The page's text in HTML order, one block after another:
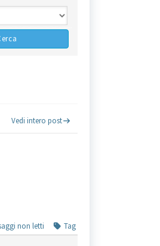
Vedi intero post
non letti Tag